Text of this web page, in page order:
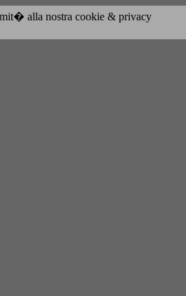
alla nostra cookie & privacy